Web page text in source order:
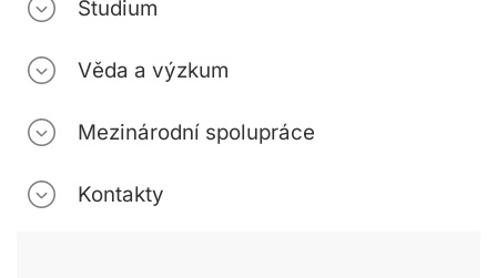
Studium
Věda a výzkum
Mezinárodní spolupráce
Kontakty